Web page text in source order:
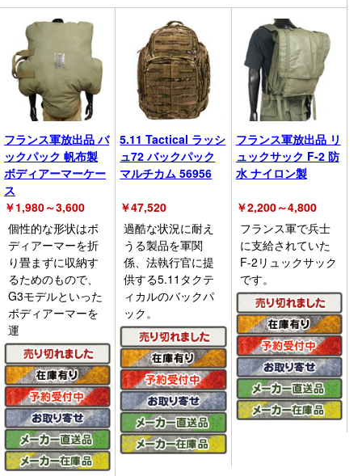
フランス軍放出品 バ
ックパック 帆布製
ボディアーマーケー
ス
￥1,980～3,600
個性的な形状はボ
ディアーマーを折
り畳まずに収納す
るためのもので、
G3モデルといった
ボディアーマーを
運
5.11 Tactical ラッシ
ュ72 バックパック
マルチカム 56956
￥47,520
過酷な状況に耐え
うる製品を軍関
係、法執行官に提
供する5.11タクテ
ィカルのバックパ
ック。
フランス軍放出品 リ
ュックサック F-2 防
水 ナイロン製
￥2,200～4,800
フランス軍で兵士
に支給されていた
F-2リュックサック
です。